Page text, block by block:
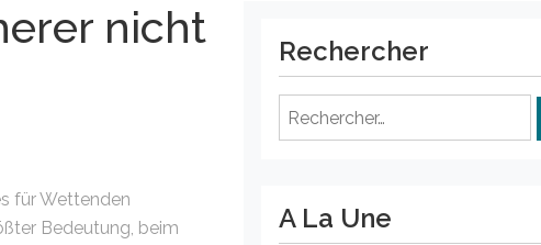
nicht
für Wettenden
Bedeutung, beim
Rechercher
Rechercher :
A La Une